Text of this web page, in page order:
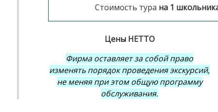
Стоимость тура на 1
Цены НЕТТО
Фирма оставляет за собой право
изменять порядок проведения экскурсий,
не меняя при этом общую программу
обслуживания.